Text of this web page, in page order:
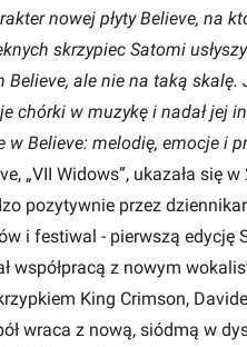
nowej płyty Believe, na
skrzypiec Satomi
Believe, ale nie na taką
chórki w muzykę i nadał jej
w Believe: melodię, emocje i
„VII Widows”, ukazała się
pozytywnie przez
i festiwal - pierwszą
współpracą z nowym
King Crimson,
wraca z nową, siódmą w